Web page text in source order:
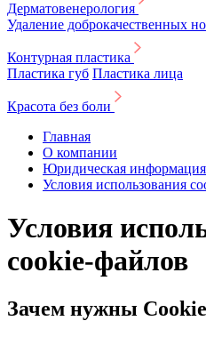
Дерматовенерология
Удаление доброкачественных
Контурная пластика
Пластика губ Пластика лица
Красота без боли
Главная
О компании
Юридическая информация
Условия использования
Условия
cookie-файлов
Зачем нужны